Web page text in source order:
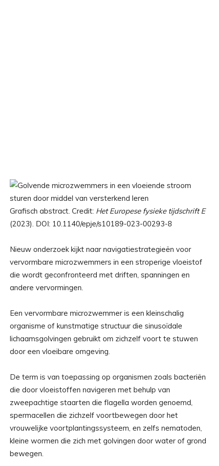
Grafisch abstract. Credit: Het Europese fysieke tijdschrift E
(2023). DOI: 10.1140/epje/s10189-023-00293-8
Nieuw onderzoek kijkt naar navigatiestrategieën voor
vervormbare microzwemmers in een stroperige vloeistof
die wordt geconfronteerd met driften, spanningen en
andere vervormingen.
Een vervormbare microzwemmer is een kleinschalig
organisme of kunstmatige structuur die sinusoïdale
lichaamsgolvingen gebruikt om zichzelf voort te stuwen
door een vloeibare omgeving.
De term is van toepassing op organismen zoals bacteriën
die door vloeistoffen navigeren met behulp van
zweepachtige staarten die flagella worden genoemd,
spermacellen die zichzelf voortbewegen door het
vrouwelijke voortplantingssysteem, en zelfs nematoden,
kleine wormen die zich met golvingen door water of grond
bewegen.